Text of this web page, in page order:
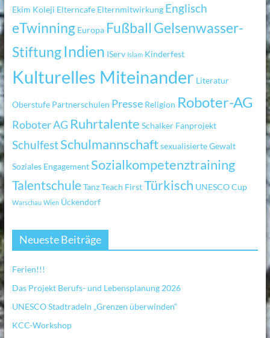
Ekim Koleji Elterncafe Elternmitwirkung Englisch
eTwinning Europa Fußball Gelsenwasser-
StiftungIndien IServ Islam Kinderfest
Kulturelles Miteinander Literatur
Oberstufe Partnerschulen Presse Religion Roboter-AG
Roboter AG Ruhrtalente Schalker Fanprojekt
SchulfestSchulmannschaftsexualisierte Gewalt
Soziales Engagement Sozialkompetenztraining
TalentschuleTanzTeach FirstTürkisch UNESCO Cup
Warschau Wien Ückendorf
Neueste Beiträge
Ferien!!!
Das Projekt Berufs- und Lebensplanung 2026
UNESCO Stadtradeln „Grenzen überwinden“
KCC-Workshop